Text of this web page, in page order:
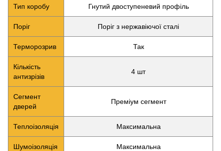
Тип коробу Гнутий двоступеневий профіль
Поріг Поріг з нержавіючої сталі
Терморозрив Так
Кількість
антизрізів
4 шт
Сегмент
дверей
Преміум сегмент
Теплоізоляція Максимальна
Шумоізоляція Максимальна